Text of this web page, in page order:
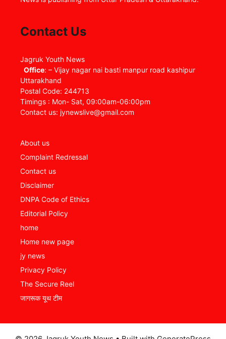
Contact Us
Jagruk Youth News
Office: – Vijay nagar nai basti manpur road kashipur
Uttarakhand
Postal Code: 244713
Timings : Mon- Sat, 09:00am-06:00pm
Contact us: jynewslive@gmail.com
About us
Complaint Redressal
Contact us
Disclaimer
DNPA Code of Ethics
Editorial Policy
home
Home new page
jy news
Privacy Policy
The Secure Reel
जागरूक यूथ टीम